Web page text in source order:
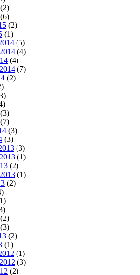
(2)
(6)
(2)
(1)
(5)
(4)
(4)
(7)
(2)
(3)
(7)
(3)
(3)
(3)
(1)
(2)
(1)
(2)
(2)
(3)
(2)
(1)
(1)
(3)
(2)